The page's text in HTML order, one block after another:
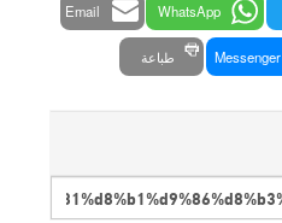
WhatsApp
Email
Messenger طباعة